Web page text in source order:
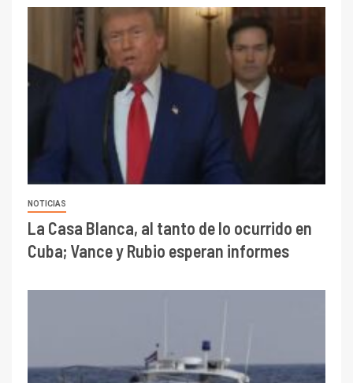
NOTICIAS
La Casa Blanca, al tanto de lo ocurrido en
Cuba; Vance y Rubio esperan informes